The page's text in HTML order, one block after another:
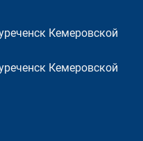
Кемеровской
Кемеровской